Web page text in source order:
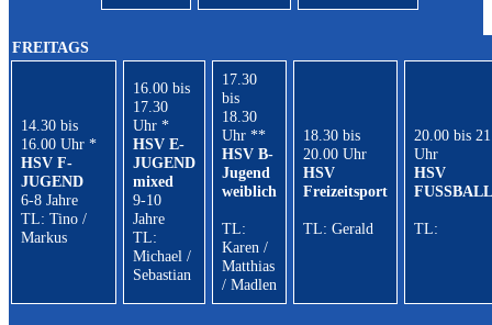
FREITAGS
14.30 bis
16.00 Uhr *
HSV F-
JUGEND
6-8 Jahre
TL: Tino /
Markus
16.00 bis
17.30
Uhr *
HSV E-
JUGEND
mixed
9-10
Jahre
TL:
Michael /
Sebastian
17.30
bis
18.30
Uhr **
HSV B-
Jugend
weiblich
TL:
Karen /
Matthias
/ Madlen
18.30 bis
20.00 Uhr
HSV
Freizeitsport
TL: Gerald
20.00 bis
Uhr
HSV
TL: